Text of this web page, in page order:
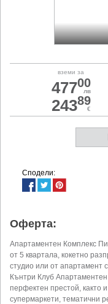
вземи за
47700
лв
24389
€
Сподели:
Оферта:
Апартаментен Комплекс
от 5 квартала, кокетно
студио или от апартамент
Кънтри Клуб
перфектен престой, както
супермаркети, тематични